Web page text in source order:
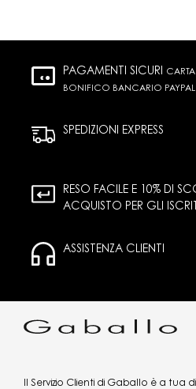
PAGAMENTI SICURI
BONIFICO BANCARIO PAYPAL
SPEDIZIONI EXPRESS
RESO FACILE E 10% DI
ACQUISTO PER GLI
ASSISTENZA CLIENTI
Il Servizio Clienti di Gaballo è a tua